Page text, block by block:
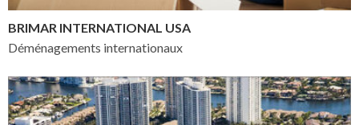
BRIMAR INTERNATIONAL USA
Déménagements internationaux